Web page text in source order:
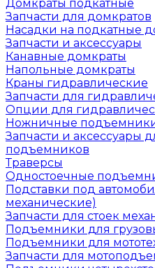
Домкраты подкатные
Запчасти для домкратов
Насадки на подкатные
Запчасти и аксессуары
Канавные домкраты
Напольные домкраты
Краны гидравлические
Запчасти для
Опции для
Ножничные
Запчасти и аксессуары
подъемников
Траверсы
Одностоечные
Подставки под
механические)
Запчасти для стоек
Подъемники для
Подъемники для
Запчасти для